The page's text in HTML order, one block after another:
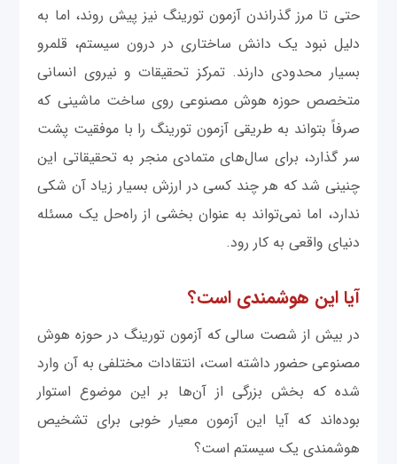
حتی تا مرز گذراندن آزمون تورینگ نیز پیش روند، اما به
دلیل نبود یک دانش ساختاری در درون سیستم، قلمرو
بسیار محدودی دارند. تمرکز تحقیقات و نیروی انسانی
متخصص حوزه هوش مصنوعی روی ساخت ماشینی که
صرفاً بتواند به طریقی آزمون تورینگ را با موفقیت پشت
سر گذارد، برای سال‌های متمادی منجر به تحقیقاتی این
چنینی شد که هر چند کسی در ارزش بسیار زیاد آن شکی
ندارد، اما نمی‌تواند به عنوان بخشی از راه‌حل یک مسئله
دنیای واقعی به کار رود.
آیا این هوشمندی است؟
در بیش از شصت سالی که آزمون تورینگ در حوزه هوش
مصنوعی حضور داشته است، انتقادات مختلفی به آن وارد
شده که بخش بزرگی از آن‌ها بر این موضوع استوار
بوده‌اند که آیا این آزمون معیار خوبی برای تشخیص
هوشمندی یک سیستم است؟